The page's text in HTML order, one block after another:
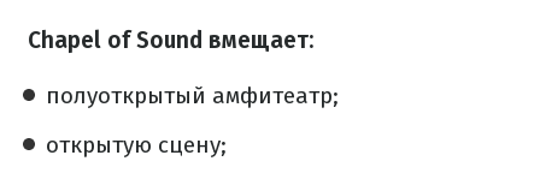
Chapel of Sound вмещает:
полуоткрытый амфитеатр;
открытую сцену;